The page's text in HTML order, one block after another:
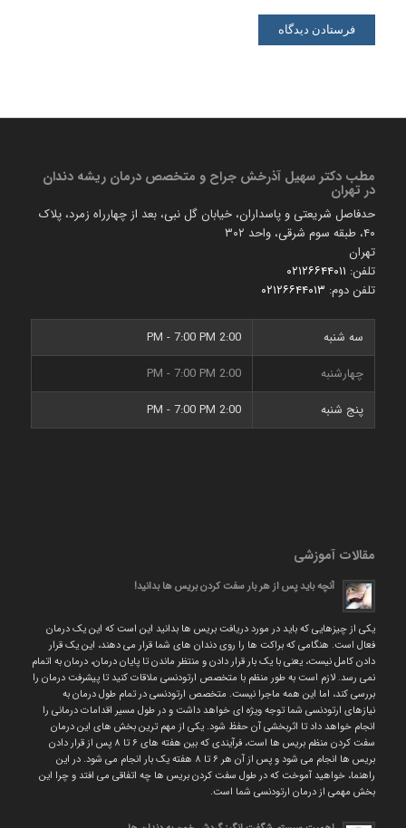
مطب دكتر سهیل آذرخش جراح و متخصص درمان ریشه دندان
در تهران
حدفاصل شریعتی و پاسداران، خیابان گل نبی، بعد از چهارراه زمرد، پلاک
۴۰، طبقه سوم شرقی، واحد ۳۰۲
تهران
تلفن: ۰۲۱۲۶۶۴۴۰۱۱
تلفن دوم: ۰۲۱۲۶۶۴۴۰۱۳
سه شنبه
2:00 PM - 7:00 PM
چهارشنبه
2:00 PM - 7:00 PM
پنج شنبه
2:00 PM - 7:00 PM
مقالات آموزشی
آنچه باید پس از هر بار سفت کردن بریس ها بدانید!
یکی از چیزهایی که باید در مورد دریافت بریس ها بدانید این است که این یک درمان
فعال است. هنگامی که براکت ها را روی دندان های شما قرار می دهند، این یک قرار
دادن کامل نیست، یعنی با یک بار قرار دادن و منتظر ماندن تا پایان درمان، درمان به اتمام
نمی رسد. لازم است به طور منظم با متخصص ارتودنسی ملاقات کنید تا پیشرفت درمان را
بررسی کند، اما این همه ماجرا نیست. متخصص ارتودنسی در تمام طول درمان به
نیازهای ارتودنسی شما توجه ویژه ای خواهد داشت و در طول مسیر اقدامات درمانی را
انجام خواهد داد تا اثربخشی آن حفظ شود. یکی از مهم ترین بخش های این درمان
سفت کردن منظم بریس ها است، فرآیندی که بین هفته های ۶ تا ۸ پس از قرار دادن
بریس ها انجام می شود و پس از آن هر ۶ تا ۸ هفته یک بار انجام می شود. در این
راهنما، خواهید آموخت که در طول سفت کردن بریس ها چه اتفاقی می افتد و چرا این
بخش مهمی از درمان ارتودنسی شما است.